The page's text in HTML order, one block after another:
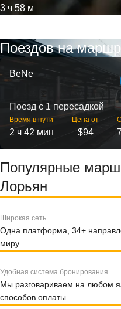
3 ч 58 м
Поездов на
BeNe
Поезд с 1 пересадкой
Время в пути
2 ч 42 мин
Цена от
$94 7
Популярные
Лорьян
Широкая сеть
Одна платформа, 34+
миру.
Удобная система бронирования
Мы разговариваем на любом
способов оплаты.